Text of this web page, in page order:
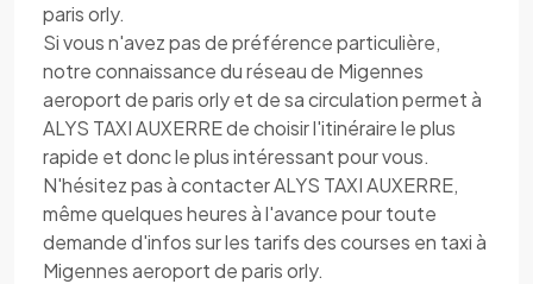
paris orly.
Si vous n'avez pas de préférence particulière,
notre connaissance du réseau de Migennes
aeroport de paris orly et de sa circulation permet à
ALYS TAXI AUXERRE de choisir l'itinéraire le plus
rapide et donc le plus intéressant pour vous.
N'hésitez pas à contacter ALYS TAXI AUXERRE,
même quelques heures à l'avance pour toute
demande d'infos sur les tarifs des courses en taxi à
Migennes aeroport de paris orly.